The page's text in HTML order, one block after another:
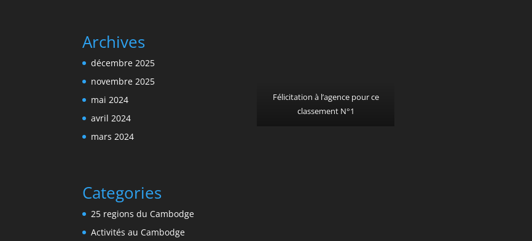
Archives
décembre 2025
novembre 2025
mai 2024
avril 2024
mars 2024
Categories
25 regions du Cambodge
Activités au Cambodge
Félicitation à l’agence pour ce
classement N°1